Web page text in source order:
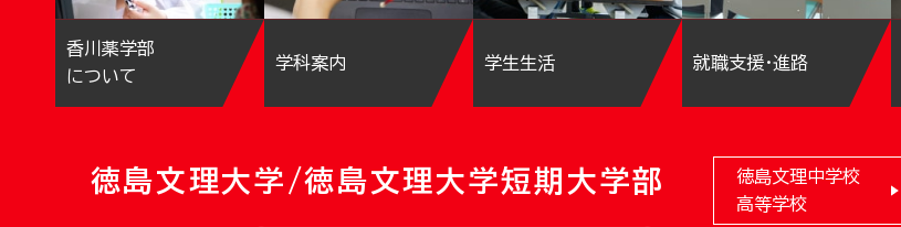
香川薬学部
について
学科案内 学生生活 就職支援・進路
徳島文理大学/徳島文理大学短期大学部
徳島文理中学校
高等学校